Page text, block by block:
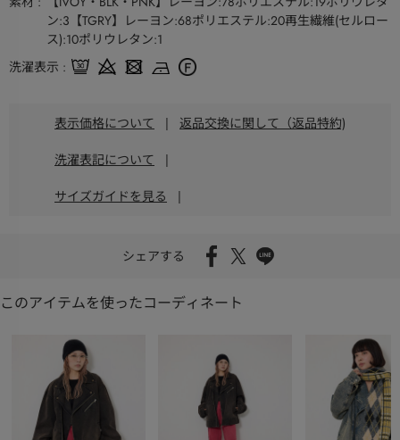
ン:3【TGRY】レーヨン:68ポリエステル:20再生繊維(セルロー
ス):10ポリウレタン:1
洗濯表示
表示価格について | 返品交換に関して（返品特約)
洗濯表記について |
サイズガイドを見る |
シェアする
このアイテムを使ったコーディネート